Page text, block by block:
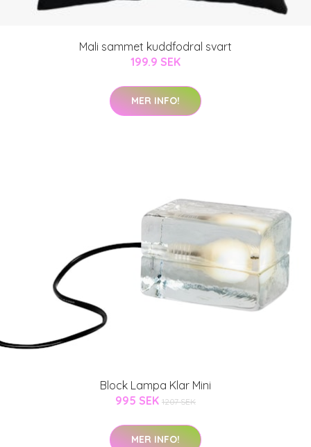
Mali sammet kuddfodral svart
199.9 SEK
MER INFO!
Block Lampa Klar Mini
995 SEK 1207 SEK
MER INFO!